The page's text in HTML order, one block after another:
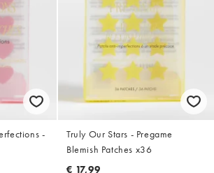
-
Truly Our Stars - Pregame
Blemish Patches x36
€ 17,99